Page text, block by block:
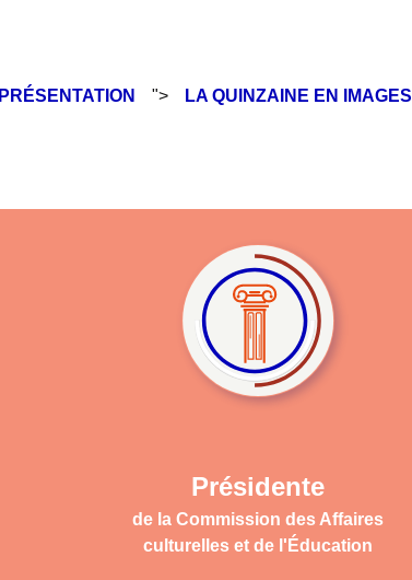
PRÉSENTATION "> LA QUINZAINE EN IMAGES
Présidente
de la Commission des Affaires
culturelles et de l'Éducation